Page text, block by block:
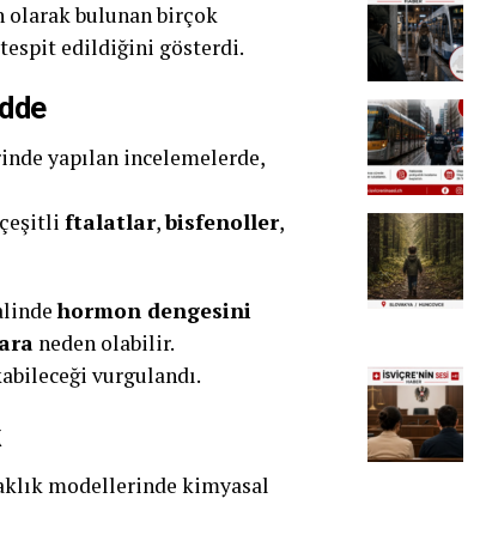
olarak bulunan birçok
tespit edildiğini gösterdi.
yapılan incelemelerde,
ftalatlar,bisfenoller,
hormon dengesini
neden olabilir.
vurgulandı.
modellerinde kimyasal